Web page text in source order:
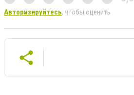
Авторизируйтесь, чтобы оценить